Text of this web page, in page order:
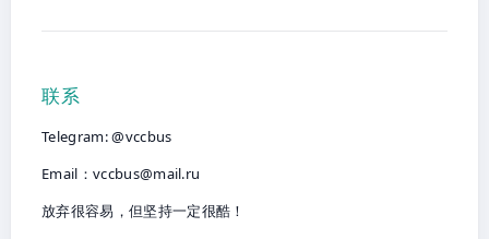
联系
Telegram: @vccbus
Email： vccbus@mail.ru
放弃很容易，但坚持一定很酷！